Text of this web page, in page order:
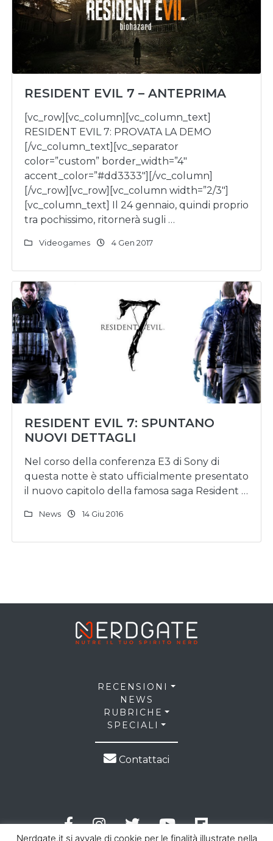
RESIDENT EVIL 7 – ANTEPRIMA
[vc_row][vc_column][vc_column_text]
RESIDENT EVIL 7: PROVATA LA DEMO
[/vc_column_text][vc_separator
color=”custom” border_width=”4″
accent_color=”#dd3333″][/vc_column]
[/vc_row][vc_row][vc_column width=”2/3″]
[vc_column_text] Il 24 gennaio, quindi proprio
tra pochissimo, ritornerà sugli …
Videogames 4 Gen 2017
RESIDENT EVIL 7: SPUNTANO
NUOVI DETTAGLI
Nel corso della conferenza E3 di Sony di
questa notte è stato ufficialmente presentato
il nuovo capitolo della famosa saga Resident …
News 14 Giu 2016
RECENSIONI
NEWS
RUBRICHE
SPECIALI
Contattaci
Nerdgate.it si avvale di cookie per le finalità illustrate nella